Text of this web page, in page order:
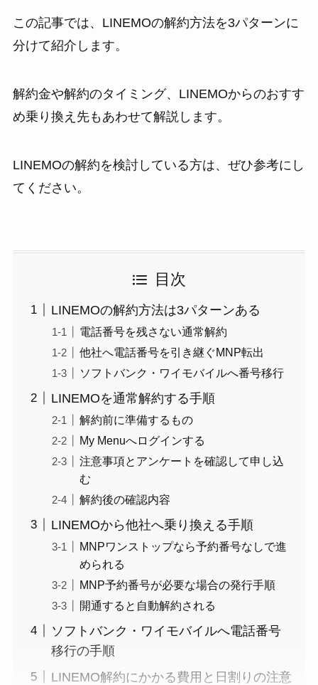
この記事では、LINEMOの解約方法を3パターンに
分けて紹介します。
解約金や解約のタイミング、LINEMOからのおすす
め乗り換え先もあわせて解説します。
LINEMOの解約を検討している方は、ぜひ参考にし
てください。
目次
LINEMOの解約方法は3パターンある
電話番号を残さない通常解約
他社へ電話番号を引き継ぐMNP転出
ソフトバンク・ワイモバイルへ番号移行
LINEMOを通常解約する手順
解約前に準備するもの
My Menuへログインする
注意事項とアンケートを確認して申し込
む
解約後の確認内容
LINEMOから他社へ乗り換える手順
MNPワンストップなら予約番号なしで進
められる
MNP予約番号が必要な場合の発行手順
開通すると自動解約される
ソフトバンク・ワイモバイルへ電話番号
移行の手順
LINEMO解約にかかる費用と日割りの注意